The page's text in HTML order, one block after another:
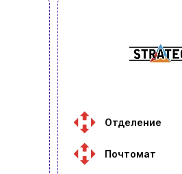
Отделение
Почтомат